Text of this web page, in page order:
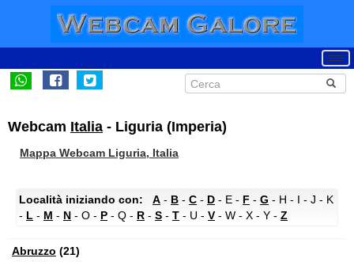
Webcam Italia - Liguria (Imperia)
Mappa Webcam Liguria, Italia
Località iniziando con: A - B - C - D - E - F - G - H - I - J - K
- L - M - N - O - P - Q - R - S - T - U - V- W - X - Y - Z
Abruzzo (21)